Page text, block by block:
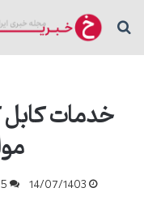
جستجو برای
خدمات
14/07/1403
5